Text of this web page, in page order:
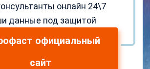
онлайн 24\7
данные под защитой
официальный
сайт